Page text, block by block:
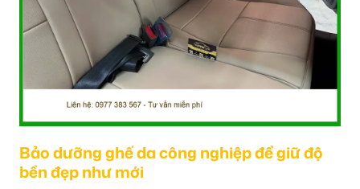
Bảo dưỡng ghế da công nghiệp để giữ độ
bền đẹp như mới